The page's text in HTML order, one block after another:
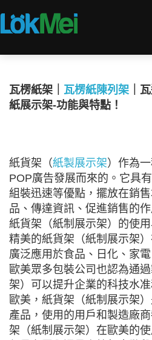
瓦楞紙架｜ 瓦楞紙陳列架 ｜
紙展示架-功能與特點！
紙貨架（紙製展示架）作為
POP廣告發展而來的。它具
組裝迅速等優點，擺放在銷
品、傳達資訊、促進銷售的作
紙貨架（紙制展示架）的使
精美的紙貨架（紙制展示架
廣泛應用於食品、日化、家
歐美眾多包裝公司也認為通
架）可以提升企業的科技水
歐美，紙貨架（紙制展示架
產品，使用的用戶和製造廠
架（紙制展示架）在歐美的